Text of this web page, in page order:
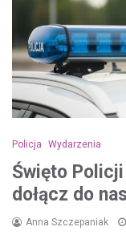
Policja Wydarzenia
Święto
dołącz do
Anna Szczepaniak